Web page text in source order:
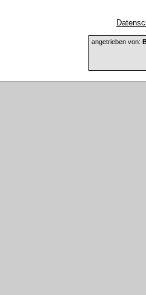
angetrieben von: